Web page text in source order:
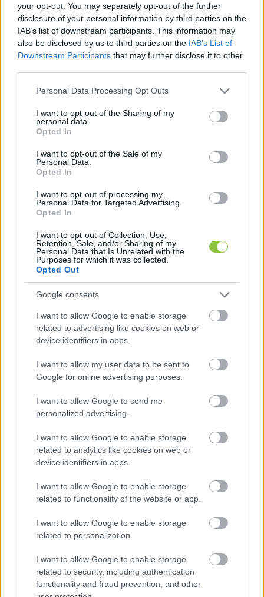
your opt-out. You may separately opt-out of the further
disclosure of your personal information by third parties on the
IAB’s list of downstream participants. This information may
also be disclosed by us to third parties on the IAB’s List of
Downstream Participants that may further disclose it to other
Please note that this website/app uses one or more Google
not limited to your visit or usage behaviour. You may click to
grant or deny consent to Google and its third-party tags to
use your data for below specified purposes in below Google
consent section.
Personal Data Processing Opt Outs
I want to opt-out of the Sharing of my
personal data.
Opted In
I want to opt-out of the Sale of my
Personal Data.
Opted In
I want to opt-out of processing my
Personal Data for Targeted Advertising.
Opted In
I want to opt-out of Collection, Use,
Retention, Sale, and/or Sharing of my
Personal Data that Is Unrelated with the
Purposes for which it was collected.
Opted Out
Google consents
I want to allow Google to enable storage
related to advertising like cookies on web or
device identifiers in apps.
I want to allow my user data to be sent to
Google for online advertising purposes.
I want to allow Google to send me
personalized advertising.
I want to allow Google to enable storage
related to analytics like cookies on web or
device identifiers in apps.
I want to allow Google to enable storage
related to functionality of the website or app.
I want to allow Google to enable storage
related to personalization.
I want to allow Google to enable storage
related to security, including authentication
functionality and fraud prevention, and other
kiszámítható, tervezett növekedésre, hogy a
demokrácia függetlenebb, stabilabb és aktívabb
szereplőivé váljanak.
A fejlett civil társadalom, az erős és független
civil szervezetek elősegítik az állampolgári
részvételt, és széleskörű képviseletet
biztosítanak az embereknek. Ez a demokráciát
erősebbé és ellenállóbbá teszi. A független,
radikalizálódás, a szélsőségesség, az
antiszemitizmus, az idegengyűlölet, a homofóbia
és az intolerancia, illetve általában a gyűlölet
megnyilvánulásaival szemben. Az európai
értékek védelme érdekében tehát
kulcsfontosságú a vidéki civil szektor
Az elmúlt hetekben országszerte több
kiírói, akik július 21-én Kérdések és válaszok
órája címen online eseményt is szerveznek az
Bővebb információ és pályázati kiírás
esemény ITT
https://palyazat.aspektus.hu/hatokor/